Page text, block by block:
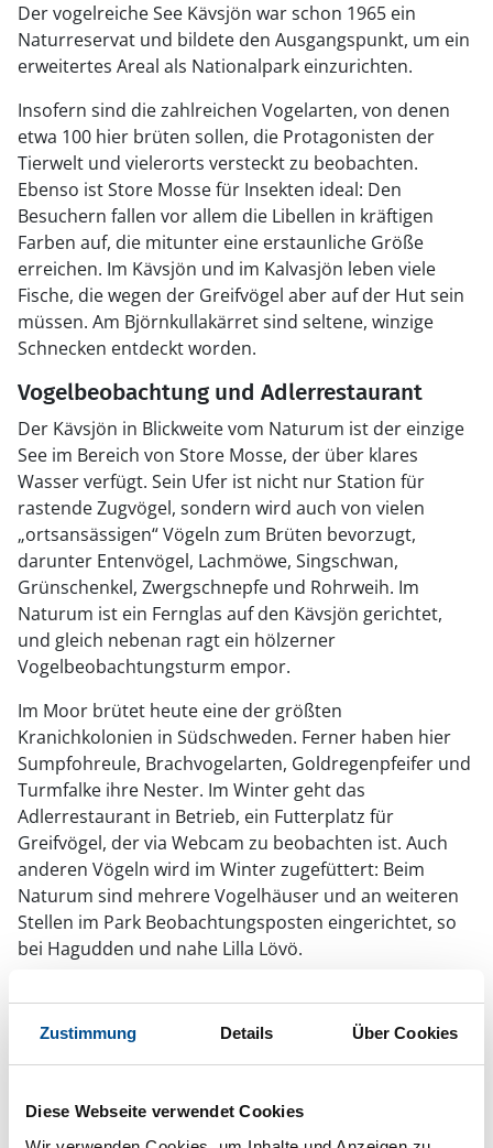
Zustimmung Details Über Cookies
Diese Webseite verwendet Cookies
Der vogelreiche See Kävsjön war schon 1965 ein
Naturreservat und bildete den Ausgangspunkt, um ein
erweitertes Areal als Nationalpark einzurichten.
Insofern sind die zahlreichen Vogelarten, von denen
etwa 100 hier brüten sollen, die Protagonisten der
Tierwelt und vielerorts versteckt zu beobachten.
Ebenso ist Store Mosse für Insekten ideal: Den
Besuchern fallen vor allem die Libellen in kräftigen
Farben auf, die mitunter eine erstaunliche Größe
erreichen. Im Kävsjön und im Kalvasjön leben viele
Fische, die wegen der Greifvögel aber auf der Hut sein
müssen. Am Björnkullakärret sind seltene, winzige
Schnecken entdeckt worden.
Vogelbeobachtung und Adlerrestaurant
Der Kävsjön in Blickweite vom Naturum ist der einzige
See im Bereich von Store Mosse, der über klares
Wasser verfügt. Sein Ufer ist nicht nur Station für
rastende Zugvögel, sondern wird auch von vielen
„ortsansässigen“ Vögeln zum Brüten bevorzugt,
darunter Entenvögel, Lachmöwe, Singschwan,
Grünschenkel, Zwergschnepfe und Rohrweih. Im
Naturum ist ein Fernglas auf den Kävsjön gerichtet,
und gleich nebenan ragt ein hölzerner
Vogelbeobachtungsturm empor.
Im Moor brütet heute eine der größten
Kranichkolonien in Südschweden. Ferner haben hier
Sumpfohreule, Brachvogelarten, Goldregenpfeifer und
Turmfalke ihre Nester. Im Winter geht das
Adlerrestaurant in Betrieb, ein Futterplatz für
Greifvögel, der via Webcam zu beobachten ist. Auch
anderen Vögeln wird im Winter zugefüttert: Beim
Naturum sind mehrere Vogelhäuser und an weiteren
Stellen im Park Beobachtungsposten eingerichtet, so
bei Hagudden und nahe Lilla Lövö.
Bei rund 40 Kilometern an Wanderwegen verteilen sich
den Parkplätzen sollten sich Boxen mit Flyern
befinden. Wem es im Moor und im Sumpf trotz